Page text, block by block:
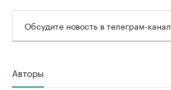
Обсудите новость в телеграм-
Авторы